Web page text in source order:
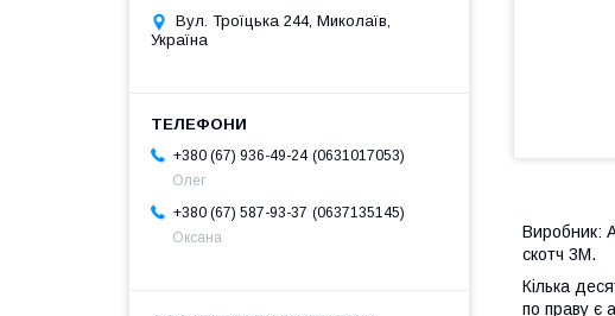
Виробник:
скотч 3М.
Кілька
по праву є
Вул. Троїцька 244, Миколаїв,
Україна
+380 (67) 936-49-24 0631017053
Олег
+380 (67) 587-93-37
0637135145
Оксана